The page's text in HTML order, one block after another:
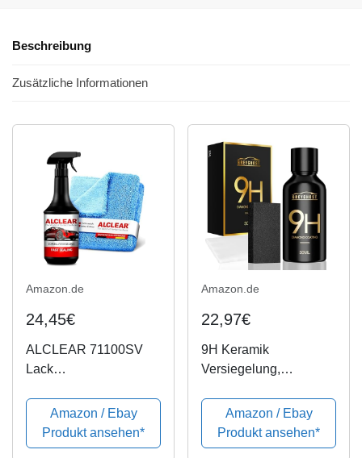
Beschreibung
Zusätzliche Informationen
Amazon.de
24,45€
ALCLEAR 71100SV
Lack
Liter inkl. Mikrofaser
Auto Poliertuch für
Autopflege, Motorrad,
Amazon / Ebay
Produkt ansehen*
Amazon.de
22,97€
9H Keramik
Versiegelung,
Versiegelung Auto
Hightech Lackschutz,
Mr Fix 9H Nano
Amazon / Ebay
Produkt ansehen*